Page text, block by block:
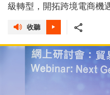
級轉型，開拓跨境電商機
收聽